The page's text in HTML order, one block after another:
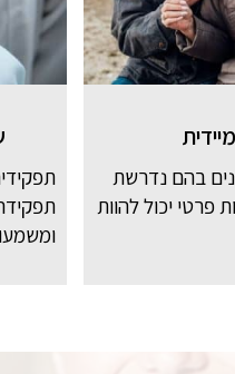
בהם נדרשת
פרטי יכול להוות